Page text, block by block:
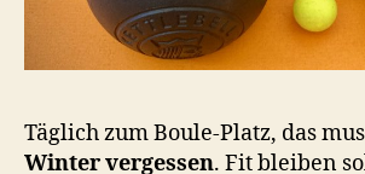
Täglich zum Boule-Platz, das
Winter vergessen. Fit bleiben